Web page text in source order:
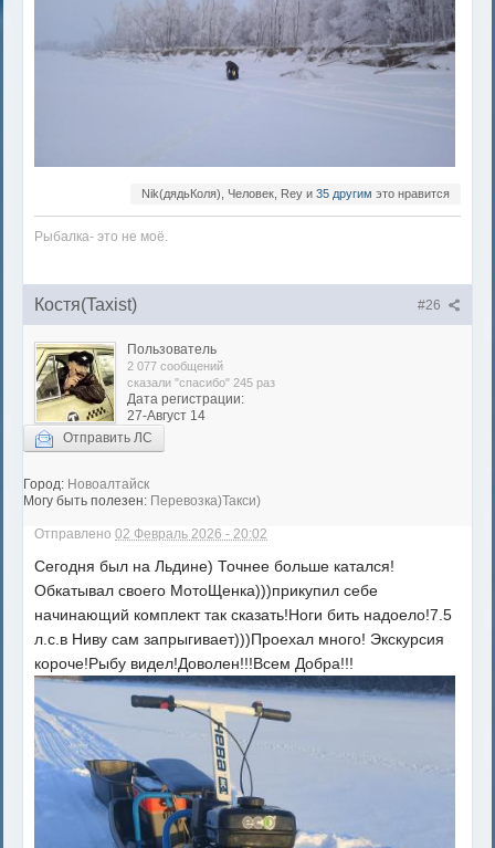
Nik(дядьКоля), Человек, Rey и 35 другим это нравится
Рыбалка- это не моë.
#26
Костя(Taxist)
Пользователь
2 077 сообщений
сказали "спасибо" 245 раз
Дата регистрации:
27-Август 14
Отправить ЛС
Город: Новоалтайск
Могу быть полезен: Перевозка)Такси)
Отправлено02 Февраль 2026 - 20:02
Сегодня был на Льдине) Точнее больше катался!
Обкатывал своего МотоЩенка)))прикупил себе
начинающий комплект так сказать!Ноги бить надоело!7.5
л.с.в Ниву сам запрыгивает)))Проехал много! Экскурсия
короче!Рыбу видел!Доволен!!!Всем Добра!!!